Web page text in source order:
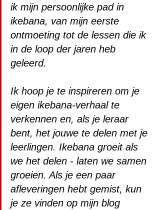
ik mijn persoonlijke pad in
ikebana, van mijn eerste
ontmoeting tot de lessen die ik
in de loop der jaren heb
geleerd.
Ik hoop je te inspireren om je
eigen ikebana-verhaal te
verkennen en, als je leraar
bent, het jouwe te delen met je
leerlingen. Ikebana groeit als
we het delen - laten we samen
groeien. Als je een paar
afleveringen hebt gemist, kun
je ze vinden op mijn blog